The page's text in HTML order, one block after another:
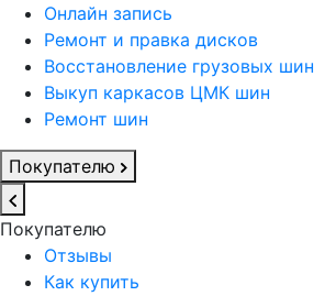
Онлайн запись
Ремонт и правка дисков
Восстановление грузовых шин
Выкуп каркасов ЦМК шин
Ремонт шин
Покупателю
Покупателю
Отзывы
Как купить